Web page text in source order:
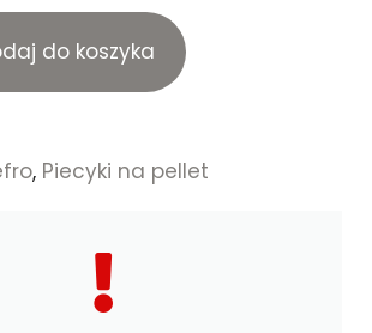
do koszyka
, Piecyki na pellet